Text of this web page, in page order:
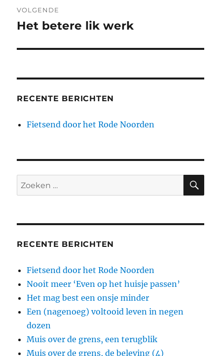
VOLGENDE
Volgend
Het betere lik werk
RECENTE BERICHTEN
Fietsend door het Rode Noorden
Zoeken
naar:
RECENTE BERICHTEN
Fietsend door het Rode Noorden
Nooit meer ‘Even op het huisje passen’
Het mag best een onsje minder
Een (nagenoeg) voltooid leven in negen
dozen
Muis over de grens, een terugblik
Muis over de grens, de beleving (4)